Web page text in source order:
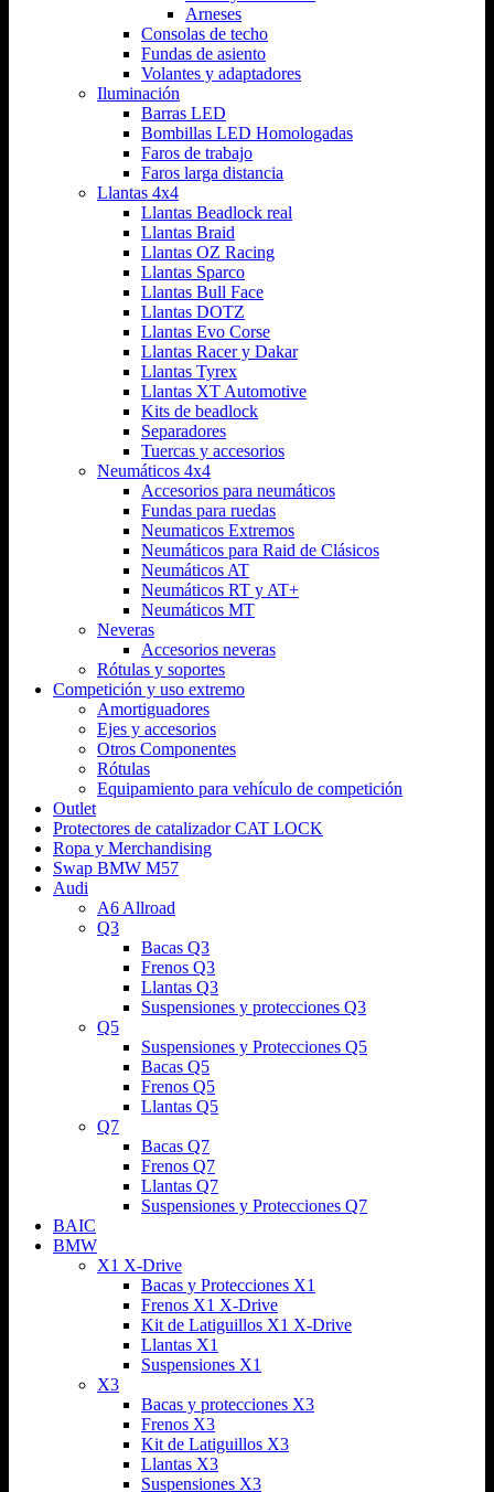
Arneses
Consolas de techo
Fundas de asiento
Volantes y adaptadores
Iluminación
Barras LED
Bombillas LED Homologadas
Faros de trabajo
Faros larga distancia
Llantas 4x4
Llantas Beadlock real
Llantas Braid
Llantas OZ Racing
Llantas Sparco
Llantas Bull Face
Llantas DOTZ
Llantas Evo Corse
Llantas Racer y Dakar
Llantas Tyrex
Llantas XT Automotive
Kits de beadlock
Separadores
Tuercas y accesorios
Neumáticos 4x4
Accesorios para neumáticos
Fundas para ruedas
Neumaticos Extremos
Neumáticos para Raid de Clásicos
Neumáticos AT
Neumáticos RT y AT+
Neumáticos MT
Neveras
Accesorios neveras
Rótulas y soportes
Competición y uso extremo
Amortiguadores
Ejes y accesorios
Otros Componentes
Rótulas
Equipamiento para vehículo de competición
Outlet
Protectores de catalizador CAT LOCK
Ropa y Merchandising
Swap BMW M57
Audi
A6 Allroad
Q3
Bacas Q3
Frenos Q3
Llantas Q3
Suspensiones y protecciones Q3
Q5
Suspensiones y Protecciones Q5
Bacas Q5
Frenos Q5
Llantas Q5
Q7
Bacas Q7
Frenos Q7
Llantas Q7
Suspensiones y Protecciones Q7
BAIC
BMW
X1 X-Drive
Bacas y Protecciones X1
Frenos X1 X-Drive
Kit de Latiguillos X1 X-Drive
Llantas X1
Suspensiones X1
X3
Bacas y protecciones X3
Frenos X3
Kit de Latiguillos X3
Llantas X3
Suspensiones X3